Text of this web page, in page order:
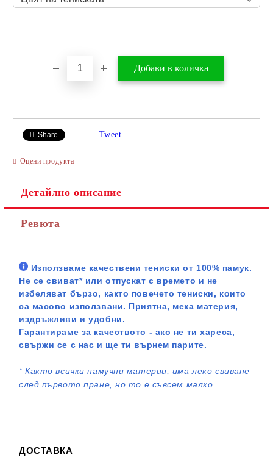
Share Tweet
Оцени продукта
Детайлно описание
Ревюта
Използваме качествени тениски от 100% памук.
Не се свиват* или отпускат с времето и не
избеляват бързо, както повечето тениски, които
са масово използвани. Приятна, мека материя,
издръжливи и удобни.
Гарантираме за качеството - ако не ти хареса,
свържи се с нас и ще ти върнем парите.
*Както всички памучни материи, има леко свиване
след първото пране, но то е съвсем малко.
ДОСТАВКА